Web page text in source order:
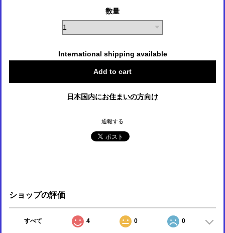
数量
International shipping available
Add to cart
日本国内にお住まいの方向け
通報する
ショップの評価
すべて 4 0 0